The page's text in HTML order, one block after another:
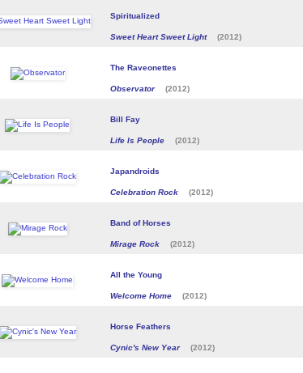
Spiritualized
Sweet Heart Sweet Light (2012)
The Raveonettes
Observator (2012)
Bill Fay
Life Is People (2012)
Japandroids
Celebration Rock (2012)
Band of Horses
Mirage Rock (2012)
All the Young
Welcome Home (2012)
Horse Feathers
Cynic's New Year (2012)